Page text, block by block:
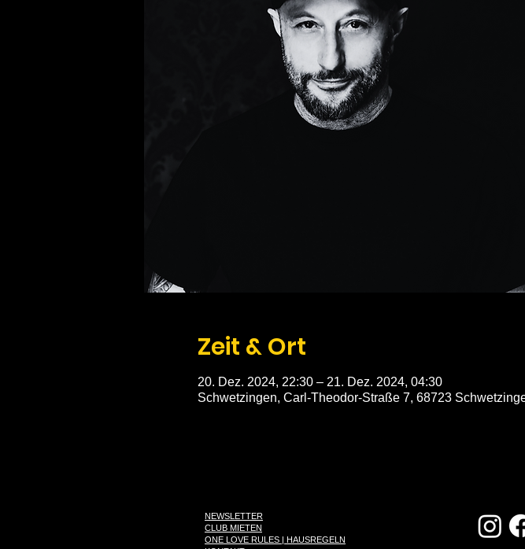
Zeit & Ort
20. Dez. 2024, 22:30 – 21. Dez. 2024, 04:30
Schwetzingen, Carl-Theodor-Straße 7, 68723
NEWSLETTER
CLUB MIETEN
ONE LOVE RULES | HAUSREGELN